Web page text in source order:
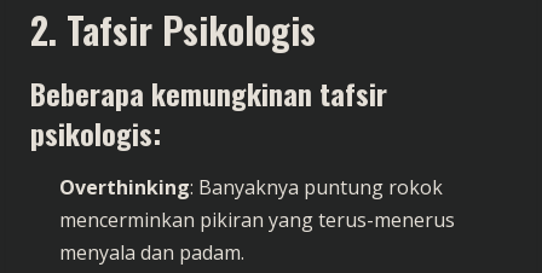
2. Tafsir Psikologis
Beberapa kemungkinan tafsir
psikologis:
Overthinking: Banyaknya puntung rokok
mencerminkan pikiran yang terus-menerus
menyala dan padam.